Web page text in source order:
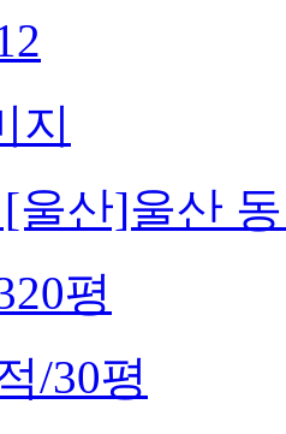
[울산]울산
평
/30평